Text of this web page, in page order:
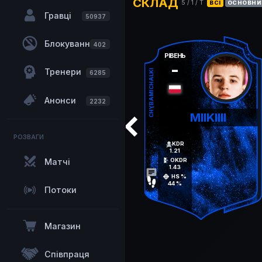
Гравці 50937
Блокування402
Тренери 6285
Анонси 2232
РОЗВАГИ
Матчі
Потоки
Магазин
Співпраця
5 /1 / T ВСІ
CHYBAMICHALKI
chat
MIIKIIII
РІВЕНЬ
-
KDR
1.21
OKDR
1.43
HS %
44 %